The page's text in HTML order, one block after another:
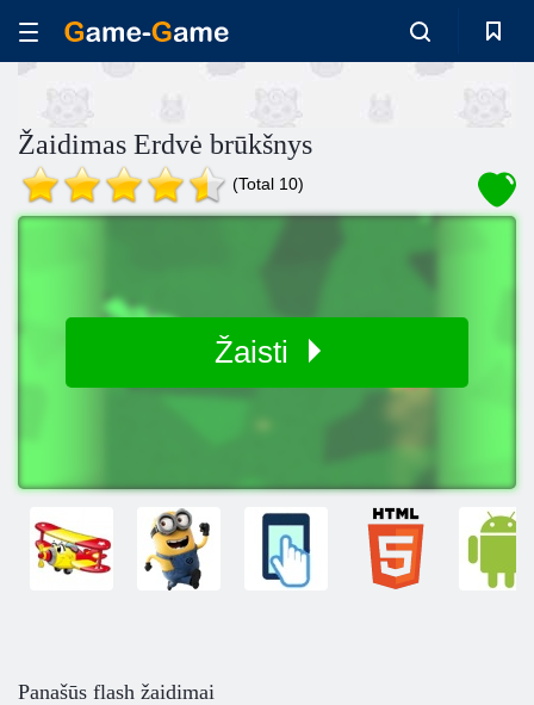
Žaidimas Erdvė brūkšnys
(Total 10)
Žaisti
Panašūs flash žaidimai